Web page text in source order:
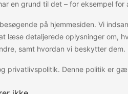
en grund til det – for eksempel
på hjemmesiden. Vi
læse detaljerede oplysninger om,
samt hvordan vi beskytter dem.
privatlivspolitik. Denne politik er